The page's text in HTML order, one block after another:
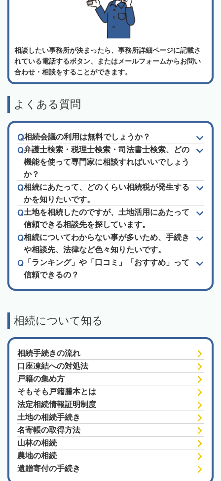
相談したい事務所が決まったら、事務所詳細ページに記載さ
れている電話するボタン、またはメールフォームからお問い
合わせ・相談をすることができます。
よくある質問
相続会議の利用は無料でしょうか？
弁護士検索・税理士検索・司法書士検索、どの
機能を使って専門家に相談すればいいでしょう
か？
相続にあたって、どのくらい相続税が発生する
かを知りたいです。
土地を相続したのですが、土地活用にあたって
信頼できる相談先を探しています。
相続についてわからない事が多いため、手続き
や相談先、法律など色々知りたいです。
「ランキング」や「口コミ」「おすすめ」って
信頼できるの？
相続について知る
相続手続きの流れ
口座凍結への対処法
戸籍の集め方
そもそも戸籍謄本とは
法定相続情報証明制度
土地の相続手続き
名寄帳の取得方法
山林の相続
農地の相続
遺贈寄付の手続き